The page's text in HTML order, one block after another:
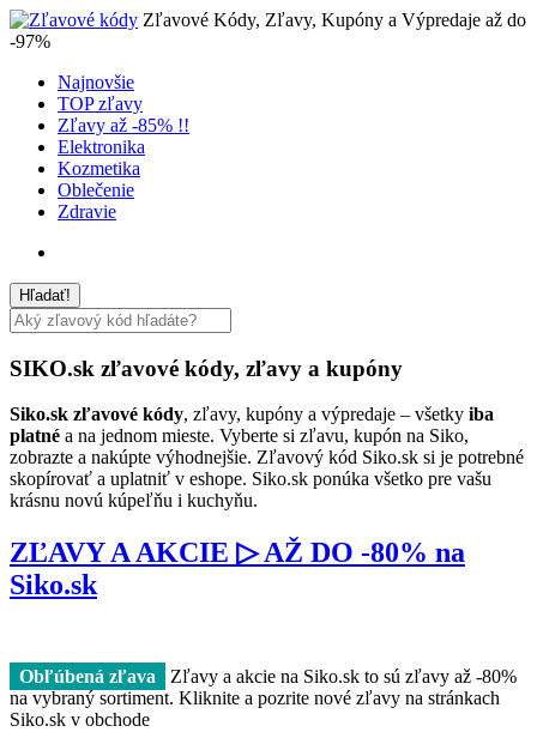
Zľavové Kódy, Zľavy, Kupóny a Výpredaje až do
-97%
Najnovšie
TOP zľavy
Zľavy až -85% !!
Elektronika
Kozmetika
Oblečenie
Zdravie
SIKO.sk zľavové kódy, zľavy a kupóny
Siko.sk zľavové kódy, zľavy, kupóny a výpredaje – všetky iba
platné a na jednom mieste. Vyberte si zľavu, kupón na Siko,
zobrazte a nakúpte výhodnejšie. Zľavový kód Siko.sk si je potrebné
skopírovať a uplatniť v eshope. Siko.sk ponúka všetko pre vašu
krásnu novú kúpeľňu i kuchyňu.
ZĽAVY A AKCIE ▷ AŽ DO -80% na
Siko.sk
Obľúbená zľava
Zľavy a akcie na Siko.sk to sú zľavy až -80%
na vybraný sortiment. Kliknite a pozrite nové zľavy na stránkach
Siko.sk v obchode